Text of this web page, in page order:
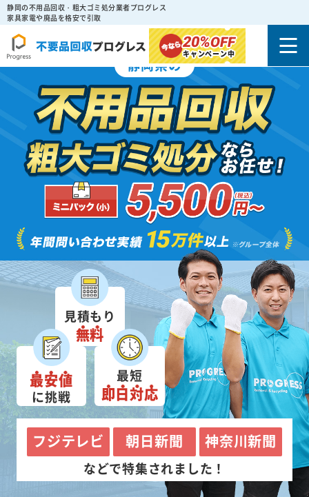
静岡の不用品回収・粗大ゴミ処分業者プログレス
家具家電や廃品を格安で引取
20%OFF
キャンペーン中
静岡県の
見積もり
無料
最安値
に挑戦
最短
即日対応
フジテレビ 朝日新聞 神奈川新聞
などで特集されました！